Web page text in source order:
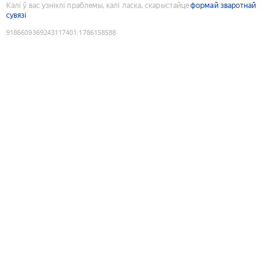
Калі ў вас узніклі праблемы, калі ласка, скарыстайцеформай зваротнай
сувязі
9186609369243117401 :1786158588